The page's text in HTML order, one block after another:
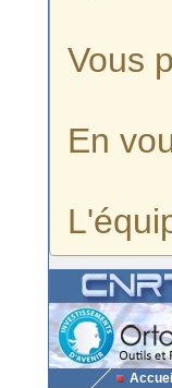
Vous
En
Accueil